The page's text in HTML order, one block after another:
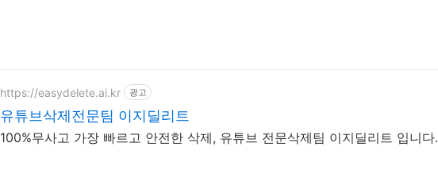
https://easydelete.ai.kr 광고
유튜브삭제전문팀 이지딜리트
100%무사고 가장 빠르고 안전한 삭제, 유튜브 전문삭제팀 이지딜리트 입니다.